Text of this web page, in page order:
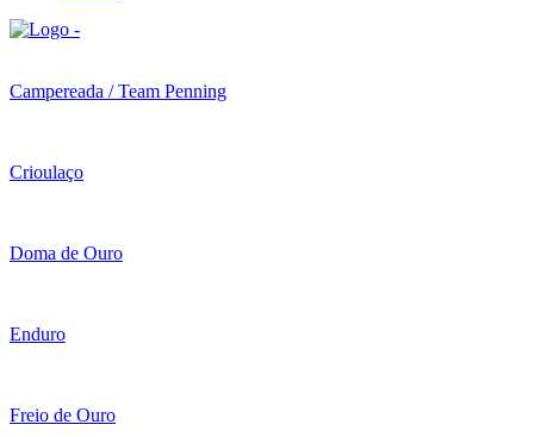
Campereada / Team Penning
Crioulaço
Doma de Ouro
Enduro
Freio de Ouro